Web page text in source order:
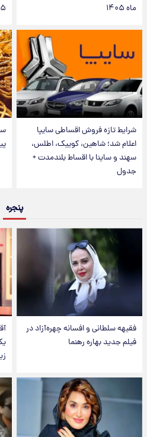
ماه ۱۴۰۵
شرایط تازه فروش اقساطی سایپا
اعلام شد؛ شاهین، کوییک، اطلس،
سهند و ساینا با اقساط بلندمدت +
جدول
پنجره
فقیهه سلطانی و افسانه چهره‌آزاد در
فیلم جدید بهاره رهنما